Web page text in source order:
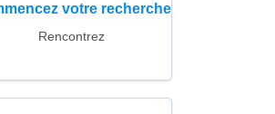
votre recherche
Rencontrez